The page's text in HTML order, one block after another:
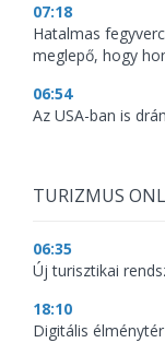
07:18
Hatalmas
meglepő, hogy
06:54
Az USA-ban is
TURIZMUS
06:35
Új turisztikai
18:10
Digitális